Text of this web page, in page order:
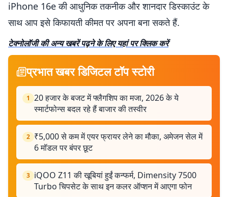
iPhone 16e की आधुनिक तकनीक और शानदार डिस्काउंट के
साथ आप इसे किफायती कीमत पर अपना बना सकते हैं.
टेक्नोलॉजी की अन्य खबरें पढ़ने के लिए यहां पर क्लिक करें
प्रभात खबर डिजिटल टॉप स्टोरी
1 20 हजार के बजट में फ्लैगशिप का मजा, 2026 के ये
स्मार्टफोन्स बदल रहे हैं बाजार की तस्वीर
2 ₹5,000 से कम में एयर फ्रायर लेने का मौका, अमेजन सेल में
6 मॉडल पर बंपर छूट
3 iQOO Z11 की खूबियां हुईं कन्फर्म, Dimensity 7500
Turbo चिपसेट के साथ इन कलर ऑप्शन में आएगा फोन